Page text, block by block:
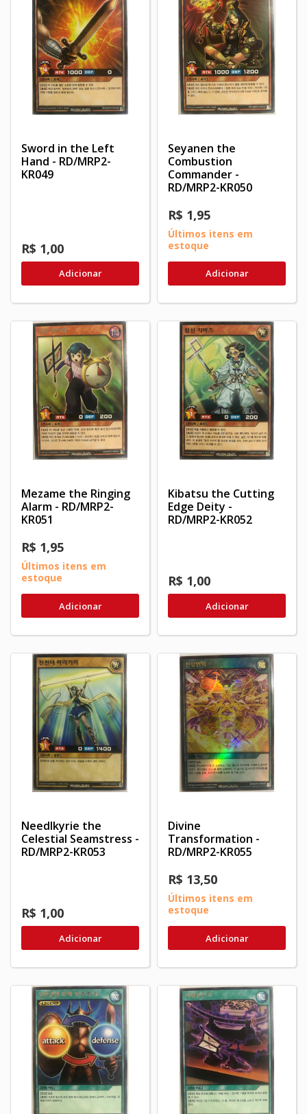
Sword in the Left
Hand - RD/MRP2-
KR049
R$ 1,00
Adicionar
Seyanen the
Combustion
Commander -
RD/MRP2-KR050
R$ 1,95
Últimos itens em
estoque
Adicionar
Mezame the Ringing
Alarm - RD/MRP2-
KR051
R$ 1,95
Últimos itens em
estoque
Adicionar
Kibatsu the Cutting
Edge Deity -
RD/MRP2-KR052
R$ 1,00
Adicionar
Needlkyrie the
Celestial Seamstress -
RD/MRP2-KR053
R$ 1,00
Adicionar
Divine
Transformation -
RD/MRP2-KR055
R$ 13,50
Últimos itens em
estoque
Adicionar